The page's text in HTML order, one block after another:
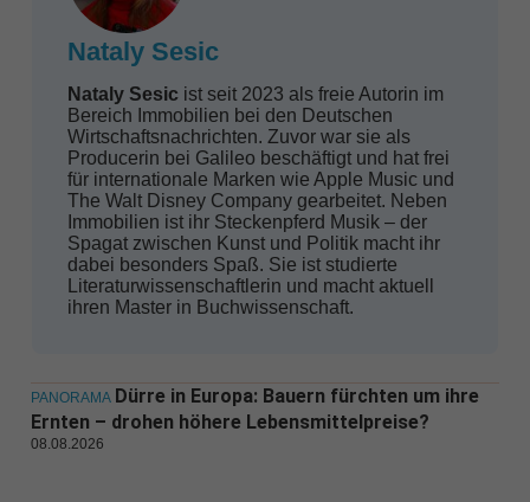
Nataly Sesic
Nataly Sesicist seit 2023 als freie Autorin im
Bereich Immobilien bei den Deutschen
Wirtschaftsnachrichten. Zuvor war sie als
Producerin bei Galileo beschäftigt und hat frei
für internationale Marken wie Apple Music und
The Walt Disney Company gearbeitet. Neben
Immobilien ist ihr Steckenpferd Musik – der
Spagat zwischen Kunst und Politik macht ihr
dabei besonders Spaß. Sie ist studierte
Literaturwissenschaftlerin und macht aktuell
ihren Master in Buchwissenschaft.
PANORAMA Dürre in Europa: Bauern fürchten um ihre
Ernten – drohen höhere Lebensmittelpreise?
08.08.2026